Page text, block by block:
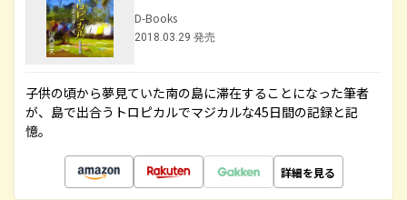
D-Books
2018.03.29 発売
子供の頃から夢見ていた南の島に滞在することになった筆者
が、島で出合うトロピカルでマジカルな45日間の記録と記
憶。
詳細を見る